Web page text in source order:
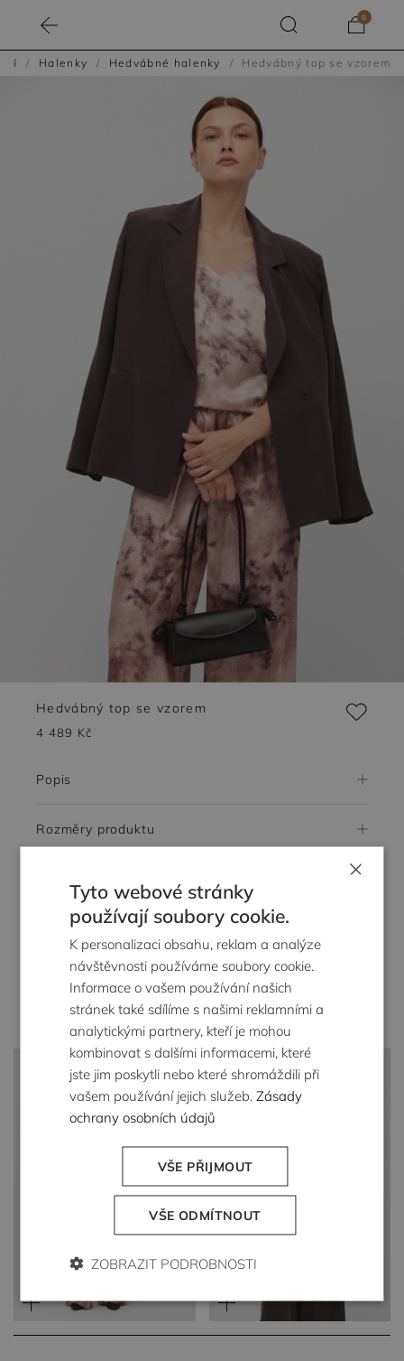
0
Halenky Hedvábné halenky Hedvábný top se vzorem
Hedvábný top se vzorem
4 489 Kč
Popis
Rozměry produktu
Dodání
Hedvábné kalhoty se
9 599 Kč
14 989 Kč
×
Tyto webové stránky
používají soubory cookie.
K personalizaci obsahu, reklam a analýze
návštěvnosti používáme soubory cookie.
Informace o vašem používání našich
stránek také sdílíme s našimi reklamními a
analytickými partnery, kteří je mohou
kombinovat s dalšími informacemi, které
jste jim poskytli nebo které shromáždili při
vašem používání jejich služeb.Zásady
ochrany osobních údajů
VŠE PŘIJMOUT
VŠE ODMÍTNOUT
ZOBRAZIT PODROBNOSTI